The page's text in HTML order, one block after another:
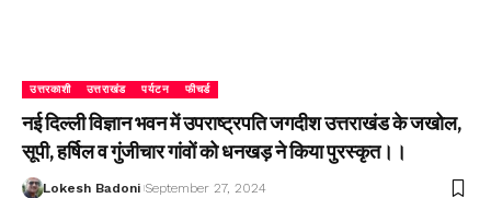
उत्तरकाशी उत्तराखंड पर्यटन फीचर्ड
नई दिल्ली विज्ञान भवन में उपराष्ट्रपति जगदीश उत्तराखंड के जखोल,
सूपी, हर्षिल व गुंजीचार गांवों को धनखड़ ने किया पुरस्कृत।।
Lokesh Badoni September 27, 2024